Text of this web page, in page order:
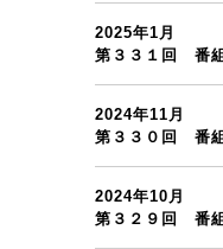
2025年1月
第３３１回 番
2024年11月
第３３０回 番
2024年10月
第３２９回 番